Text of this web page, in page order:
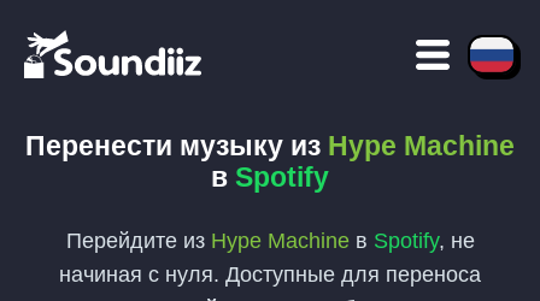
Перенести музыку из Hype Machine
в Spotify
Перейдите из Hype Machineв Spotify, не
начиная с нуля. Доступные для переноса